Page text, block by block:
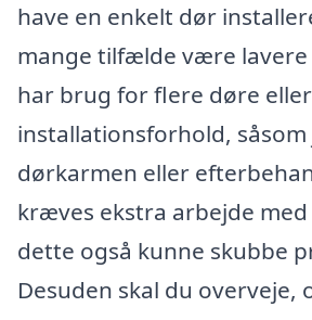
have en enkelt dør
mange tilfælde være lavere
har brug for flere døre
installationsforhold,
dørkarmen eller
kræves ekstra arbejde
dette også kunne skubbe
Desuden skal du overveje,